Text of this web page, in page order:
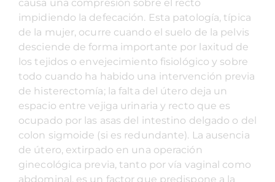
causa una compresión sobre el recto
impidiendo la defecación. Esta patología, típica
de la mujer, ocurre cuando el suelo de la pelvis
desciende de forma importante por laxitud de
los tejidos o envejecimiento fisiológico y sobre
todo cuando ha habido una intervención previa
de histerectomía; la falta del útero deja un
espacio entre vejiga urinaria y recto que es
ocupado por las asas del intestino delgado o del
colon sigmoide (si es redundante). La ausencia
de útero, extirpado en una operación
ginecológica previa, tanto por vía vaginal como
abdominal, es un factor que predispone a la